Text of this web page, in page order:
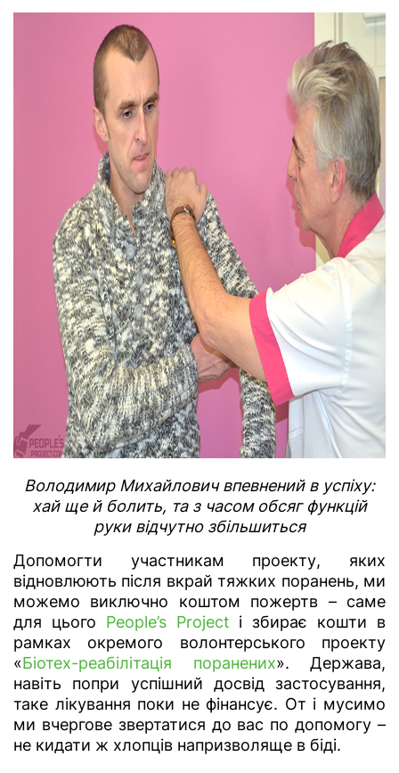
Володимир Михайлович впевнений в успіху:
хай ще й болить, та з часом обсяг функцій
руки відчутно збільшиться
Допомогти участникам проекту, яких
відновлюють після вкрай тяжких поранень, ми
можемо виключно коштом пожертв – саме
для цього People’s Project і збирає кошти в
рамках окремого волонтерського проекту
«Біотех-реабілітація поранених». Держава,
навіть попри успішний досвід застосування,
таке лікування поки не фінансує. От і мусимо
ми вчергове звертатися до вас по допомогу –
не кидати ж хлопців напризволяще в біді.